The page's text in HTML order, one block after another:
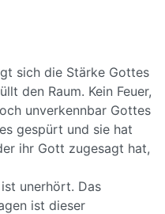
sich die Stärke Gottes
den Raum. Kein Feuer,
unverkennbar Gottes
gespürt und sie hat
ihr Gott zugesagt hat,
unerhört. Das
ist dieser